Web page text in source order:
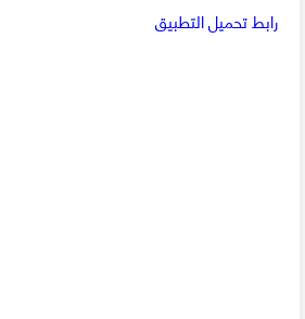
رابط تحميل التطبيق